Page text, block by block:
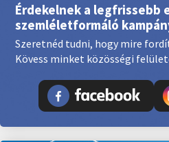
Érdekelnek a legfrissebb
szemléletformáló
Szeretnéd tudni, hogy mire
Kövess minket közösségi